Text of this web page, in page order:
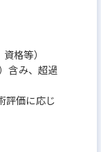
格等）
含み、超過
評価に応じ